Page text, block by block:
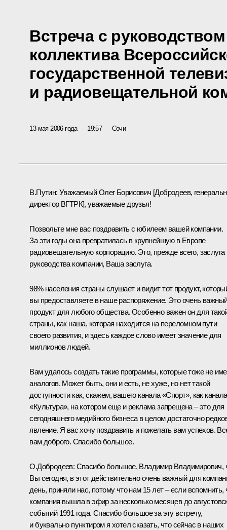
Встреча с
коллектива
государственной
и радиовещательной
13 мая 2006 года 19:57 Сочи
В.Путин: Уважаемый Олег Борисович [Добродеев,
директор ВГТРК], уважаемые друзья!
Позвольте мне вас поздравить с юбилеем вашей компании.
За эти годы она превратилась в крупнейшую в Европе
радиовещательную корпорацию. Это, прежде всего, заслуга
руководства компании, Ваша заслуга.
98% населения страны слушает и видит тот продукт,
вы предоставляете в наше распоряжение. Это очень
продукт для любого общества. Особенно важен он для
страны, как наша, которая находится на переломном пути
своего развития, и здесь каждое слово имеет значение для
миллионов людей.
Вам удалось создать такие программы, которые тоже не
аналогов. Может быть, они и есть, не хуже, но нет такой
доступности как, скажем, вашего канала «Спорт», как канала
«Культура», на котором еще и реклама запрещена – это для
сегодняшнего медийного бизнеса в целом достаточно
явление. Я вас хочу поздравить и пожелать вам успехов.
вам доброго. Спасибо большое.
О.Добродеев: Спасибо большое, Владимир Владимирович,
Вы сегодня, в этот действительно очень важный для
день, приняли нас, потому что нам 15 лет – если вспомнить,
компания вышла в эфир за несколько месяцев до
событий 1991 года. Спасибо большое за эту встречу,
и буквально пунктиром я хотел сказать, что сейчас в наших